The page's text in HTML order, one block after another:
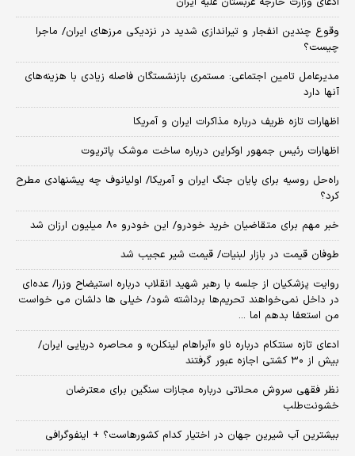
وقوع چندین انفجار و تیراندازی شدید در نزدیکی مرز‌های ایران/ ماجرا
چیست؟
مدیرعامل تامین اجتماعی: مستمری بازنشستگان فاصله زیادی با هزینه‌های
آنها دارد
اظهارات تازه ظریف درباره مذاکرات ایران و آمریکا
اظهارات رئیس جمهور اوکراین درباره ساخت موشک پاتریوت
راه‌حل روسیه برای پایان جنگ ایران و آمریکا/ اولیانوف چه پیشنهادی مطرح
کرد؟
خبر مهم برای متقاضیان خرید خودرو/ این خودرو ۸۰ میلیون ارزان شد
طوفان قیمت در بازار لبنیات/ قیمت شیر عجیب شد
روایت پزشکیان از جلسه با رهبر شهید انقلاب درباره استیضاح وزرا/ عده‌ای
در داخل نمی‌خواهند تحریم‌ها برداشته شود/ خیلی ها دلشان می خواست
من استعفا بدهم اما ...
ادعای تازه سنتکام درباره ناو «آبراهام لینکلن» و محاصره دریایی ایران/
بیش از ۳۰ کشتی اجازه عبور گرفتند
نظر فقهی سروش محلاتی درباره مجازات سنگین برای معترضان
خشونت‌طلب
بیشترین آب شیرین جهان در اختیار کدام کشورهاست؟ + اینفوگرافی